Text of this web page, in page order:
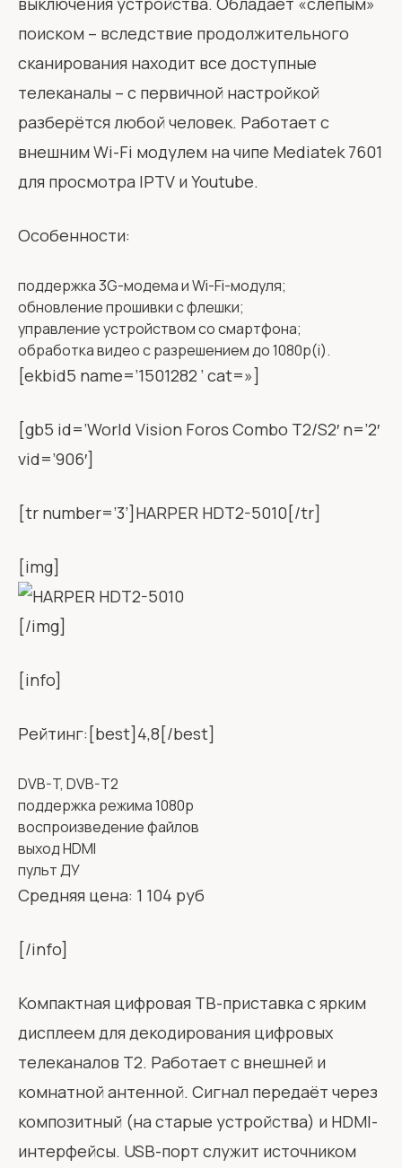
поиском – вследствие продолжительного
сканирования находит все доступные
телеканалы – с первичной настройкой
разберётся любой человек. Работает с
внешним Wi-Fi модулем на чипе Mediatek 7601
для просмотра IPTV и Youtube.
Особенности:
поддержка 3G-модема и Wi-Fi-модуля;
обновление прошивки с флешки;
управление устройством со смартфона;
обработка видео с разрешением до 1080p(i).
[ekbid5 name=’1501282 ‘ cat=»]
[gb5 id=’World Vision Foros Combo T2/S2′ n=’2′
vid=’906′]
[tr number=’3’]HARPER HDT2-5010[/tr]
[img]
[/img]
[info]
Рейтинг:[best]4,8[/best]
DVB-T, DVB-T2
поддержка режима 1080p
воспроизведение файлов
выход HDMI
пульт ДУ
Средняя цена: 1 104 руб
[/info]
Компактная цифровая ТВ-приставка с ярким
дисплеем для декодирования цифровых
телеканалов T2. Работает с внешней и
комнатной антенной. Сигнал передаёт через
композитный (на старые устройства) и HDMI-
интерфейсы. USB-порт служит источником